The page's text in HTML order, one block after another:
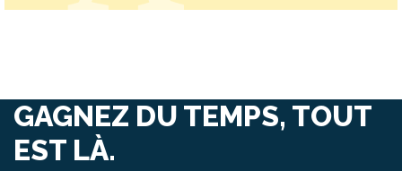
GAGNEZ DU TEMPS, TOUT
EST LÀ.